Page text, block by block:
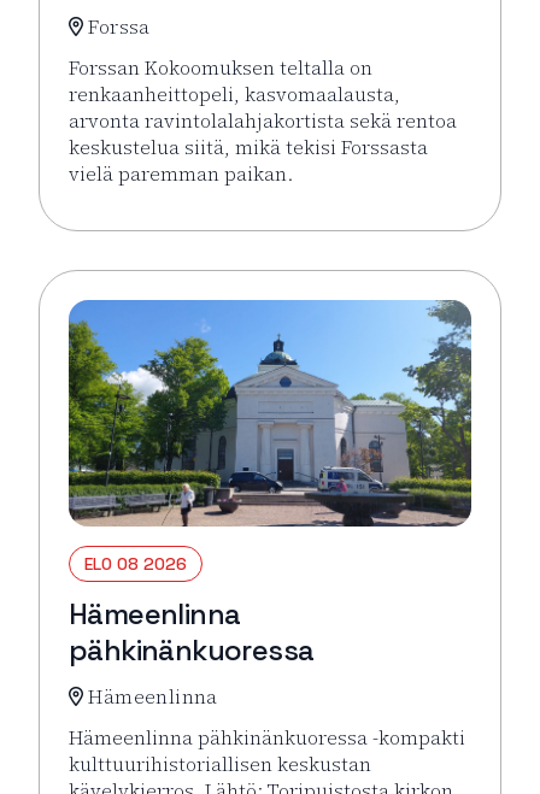
Forssa
Forssan Kokoomuksen teltalla on
renkaanheittopeli, kasvomaalausta,
arvonta ravintolalahjakortista sekä rentoa
keskustelua siitä, mikä tekisi Forssasta
vielä paremman paikan.
Lue lisää tapahtumasta Forssan Kokoomus Holjat
ELO 08 2026
Hämeenlinna
pähkinänkuoressa
Hämeenlinna
Hämeenlinna pähkinänkuoressa -kompakti
kulttuurihistoriallisen keskustan